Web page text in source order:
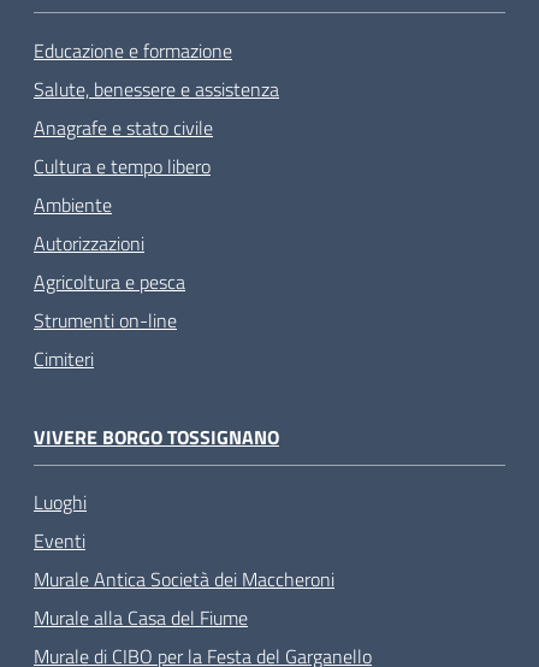
Educazione e formazione
Salute, benessere e assistenza
Anagrafe e stato civile
Cultura e tempo libero
Ambiente
Autorizzazioni
Agricoltura e pesca
Strumenti on-line
Cimiteri
VIVERE BORGO TOSSIGNANO
Luoghi
Eventi
Murale Antica Società dei Maccheroni
Murale alla Casa del Fiume
Murale di CIBO per la Festa del Garganello